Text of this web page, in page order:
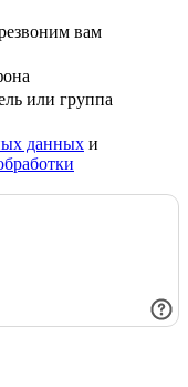
вам
или группа
данных и